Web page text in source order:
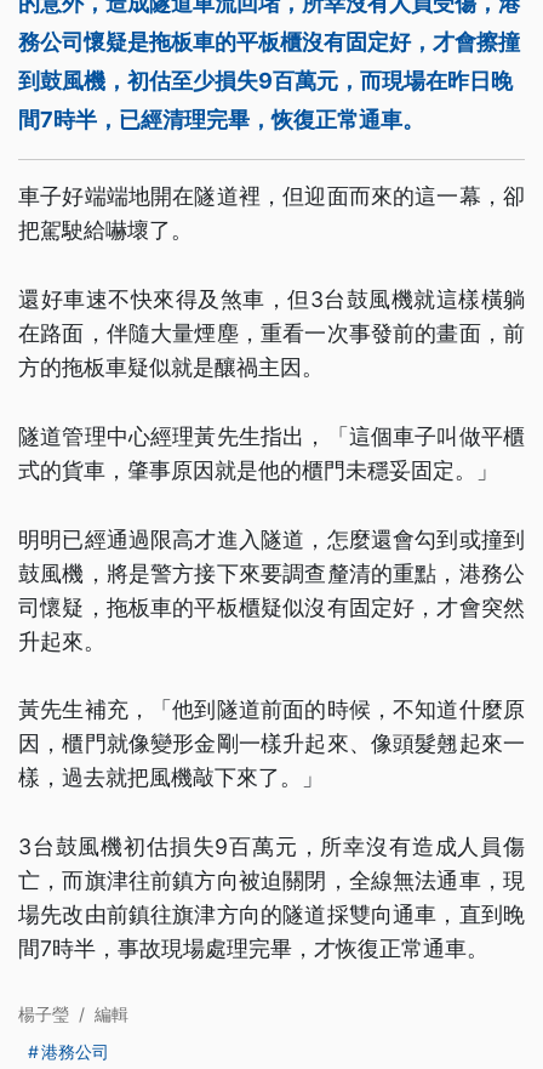
務公司懷疑是拖板車的平板櫃沒有固定好，才會擦撞
到鼓風機，初估至少損失9百萬元，而現場在昨日晚
間7時半，已經清理完畢，恢復正常通車。
車子好端端地開在隧道裡，但迎面而來的這一幕，卻
把駕駛給嚇壞了。
還好車速不快來得及煞車，但3台鼓風機就這樣橫躺
在路面，伴隨大量煙塵，重看一次事發前的畫面，前
方的拖板車疑似就是釀禍主因。
隧道管理中心經理黃先生指出，「這個車子叫做平櫃
式的貨車，肇事原因就是他的櫃門未穩妥固定。」
明明已經通過限高才進入隧道，怎麼還會勾到或撞到
鼓風機，將是警方接下來要調查釐清的重點，港務公
司懷疑，拖板車的平板櫃疑似沒有固定好，才會突然
升起來。
黃先生補充，「他到隧道前面的時候，不知道什麼原
因，櫃門就像變形金剛一樣升起來、像頭髮翹起來一
樣，過去就把風機敲下來了。」
3台鼓風機初估損失9百萬元，所幸沒有造成人員傷
亡，而旗津往前鎮方向被迫關閉，全線無法通車，現
場先改由前鎮往旗津方向的隧道採雙向通車，直到晚
間7時半，事故現場處理完畢，才恢復正常通車。
楊子瑩 / 編輯
港務公司